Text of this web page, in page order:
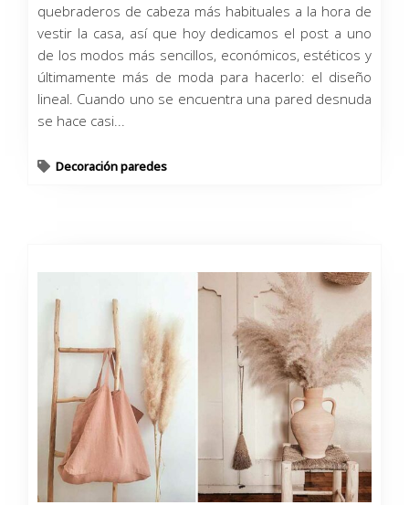
quebraderos de cabeza más habituales a la hora de
vestir la casa, así que hoy dedicamos el post a uno
de los modos más sencillos, económicos, estéticos y
últimamente más de moda para hacerlo: el diseño
lineal. Cuando uno se encuentra una pared desnuda
se hace casi...
Decoración paredes